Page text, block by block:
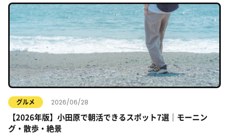
グルメ 2026/06/28
【2026年版】小田原で朝活できるスポット7選｜モーニン
グ・散歩・絶景